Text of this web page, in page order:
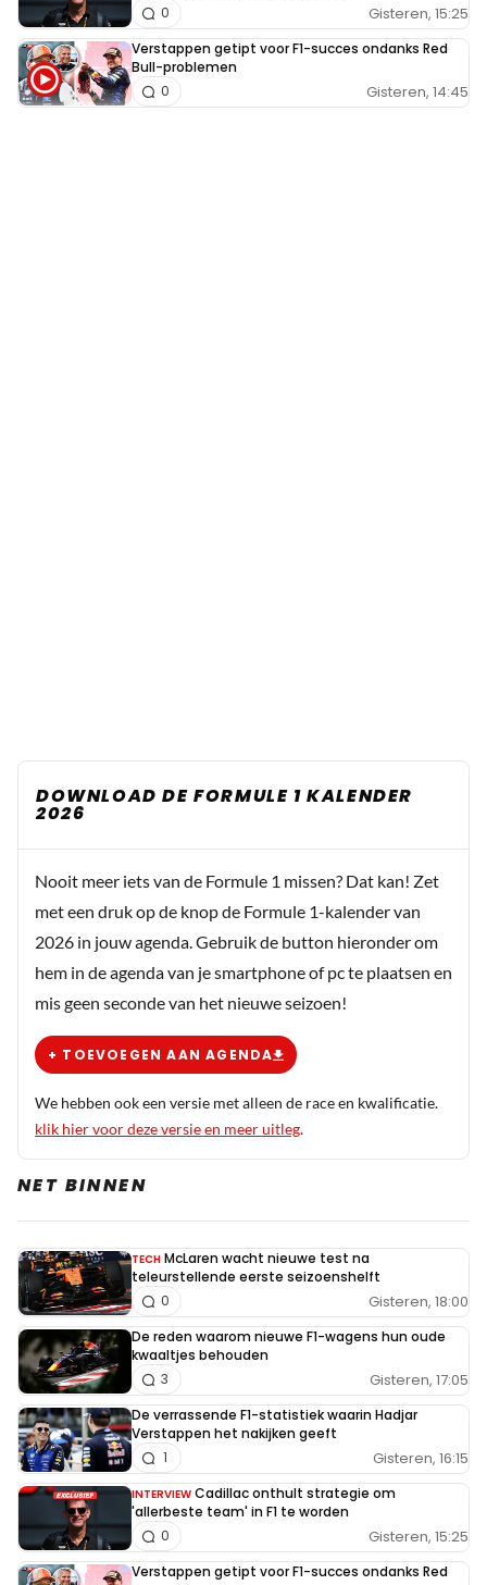
Gisteren, 15:25
0
Verstappen getipt voor F1-succes ondanks Red
Bull-problemen
Gisteren, 14:45
0
DOWNLOAD DE FORMULE 1 KALENDER
2026
Nooit meer iets van de Formule 1 missen? Dat kan! Zet
met een druk op de knop de Formule 1-kalender van
2026 in jouw agenda. Gebruik de button hieronder om
hem in de agenda van je smartphone of pc te plaatsen en
mis geen seconde van het nieuwe seizoen!
+ TOEVOEGEN AAN AGENDA
We hebben ook een versie met alleen de race en kwalificatie.
klik hier voor deze versie en meer uitleg.
NET BINNEN
TECH McLaren wacht nieuwe test na
teleurstellende eerste seizoenshelft
Gisteren, 18:00
0
De reden waarom nieuwe F1-wagens hun oude
kwaaltjes behouden
Gisteren, 17:05
3
De verrassende F1-statistiek waarin Hadjar
Verstappen het nakijken geeft
Gisteren, 16:15
1
INTERVIEW Cadillac onthult strategie om
'allerbeste team' in F1 te worden
Gisteren, 15:25
0
Verstappen getipt voor F1-succes ondanks Red